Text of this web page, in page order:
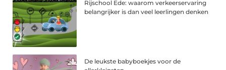
Rijschool Ede: waarom verkeerservaring
belangrijker is dan veel leerlingen denken
De leukste babyboekjes voor de